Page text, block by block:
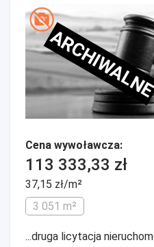
Cena wywoławcza:
113 333,33 zł
37,15 zł/m²
3 051 m²
...druga licytacja